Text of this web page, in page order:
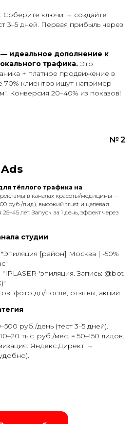
Соберите ключи → создайте
3–5 дней. Первая прибыль через
идеальное дополнение к
трафика. Это
+ платное продвижение в
70% клиентов ищут например
Конверсия 20–40% из показов!
№ 2
тёплого трафика на
в каналах красоты/медицины —
руб./лид), высокий trust и целевая
лет. Запуск за 1 день, эффект через
студии
"Эпиляция [район] Москва | -50%
'эпиляция. Запись: @bot
фото до/после, отзывы, акции.
руб./день (тест 3–5 дней).
тыс. руб./мес. = 50–150 лидов.
Яндекс.Директ →